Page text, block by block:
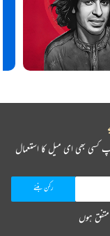
کسی بھی ای میل کا استعمال
ہوں